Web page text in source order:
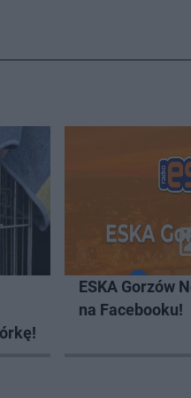
ESKA Gorzów
na Facebooku!